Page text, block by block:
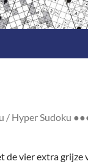
/ Hyper Sudoku
de vier extra grijze